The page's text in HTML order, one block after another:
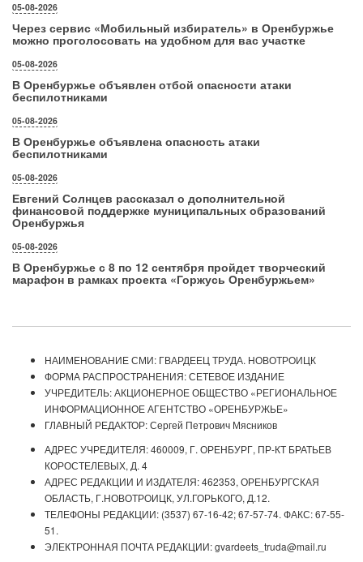
05-08-2026
Через сервис «Мобильный избиратель» в Оренбуржье
можно проголосовать на удобном для вас участке
05-08-2026
В Оренбуржье объявлен отбой опасности атаки
беспилотниками
05-08-2026
В Оренбуржье объявлена опасность атаки
беспилотниками
05-08-2026
Евгений Солнцев рассказал о дополнительной
финансовой поддержке муниципальных образований
Оренбуржья
05-08-2026
В Оренбуржье с 8 по 12 сентября пройдет творческий
марафон в рамках проекта «Горжусь Оренбуржьем»
НАИМЕНОВАНИЕ СМИ: ГВАРДЕЕЦ ТРУДА. НОВОТРОИЦК
ФОРМА РАСПРОСТРАНЕНИЯ: СЕТЕВОЕ ИЗДАНИЕ
УЧРЕДИТЕЛЬ: АКЦИОНЕРНОЕ ОБЩЕСТВО «РЕГИОНАЛЬНОЕ
ИНФОРМАЦИОННОЕ АГЕНТСТВО «ОРЕНБУРЖЬЕ»
ГЛАВНЫЙ РЕДАКТОР: Сергей Петрович Мясников
АДРЕС УЧРЕДИТЕЛЯ: 460009, Г. ОРЕНБУРГ, ПР-КТ БРАТЬЕВ
КОРОСТЕЛЕВЫХ, Д. 4
АДРЕС РЕДАКЦИИ И ИЗДАТЕЛЯ: 462353, ОРЕНБУРГСКАЯ
ОБЛАСТЬ, Г.НОВОТРОИЦК, УЛ.ГОРЬКОГО, Д.12.
ТЕЛЕФОНЫ РЕДАКЦИИ: (3537) 67-16-42; 67-57-74. ФАКС: 67-55-
51.
ЭЛЕКТРОННАЯ ПОЧТА РЕДАКЦИИ: gvardeets_truda@mail.ru